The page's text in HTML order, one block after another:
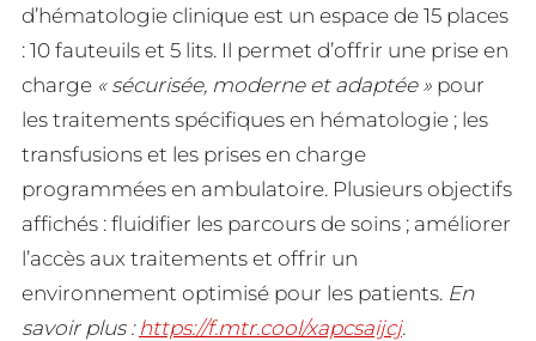
d’hématologie clinique est un espace de 15 places
: 10 fauteuils et 5 lits. Il permet d’offrir une prise en
charge « sécurisée, moderne et adaptée » pour
les traitements spécifiques en hématologie ; les
transfusions et les prises en charge
programmées en ambulatoire. Plusieurs objectifs
affichés : fluidifier les parcours de soins ; améliorer
l’accès aux traitements et offrir un
environnement optimisé pour les patients. En
savoir plus : https://f.mtr.cool/xapcsaijcj.